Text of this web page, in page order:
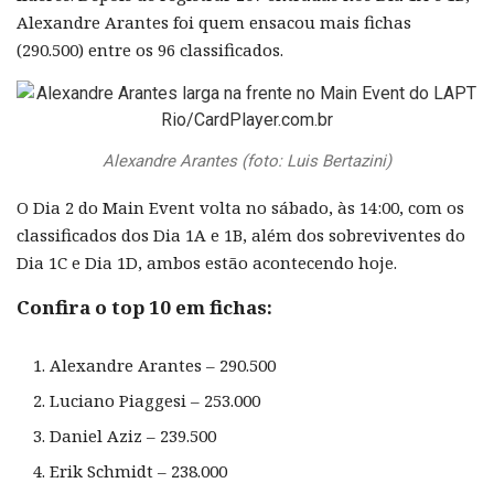
Alexandre Arantes foi quem ensacou mais fichas
(290.500) entre os 96 classificados.
Alexandre Arantes (foto: Luis Bertazini)
O Dia 2 do Main Event volta no sábado, às 14:00, com os
classificados dos Dia 1A e 1B, além dos sobreviventes do
Dia 1C e Dia 1D, ambos estão acontecendo hoje.
Confira o top 10 em fichas:
Alexandre Arantes – 290.500
Luciano Piaggesi – 253.000
Daniel Aziz – 239.500
Erik Schmidt – 238.000